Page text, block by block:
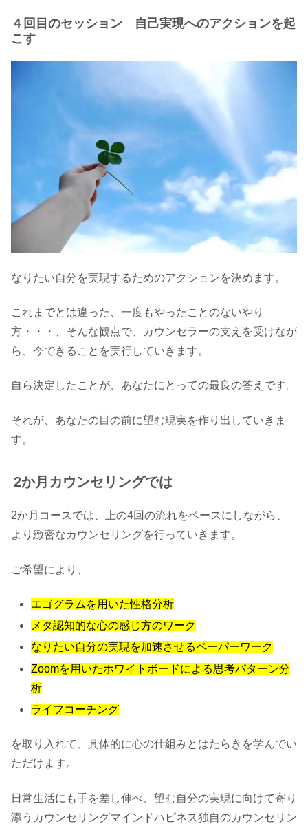
４回目のセッション 自己実現へのアクションを起
こす
なりたい自分を実現するためのアクションを決めます。
これまでとは違った、一度もやったことのないやり
方・・・、そんな観点で、カウンセラーの支えを受けなが
ら、今できることを実行していきます。
自ら決定したことが、あなたにとっての最良の答えです。
それが、あなたの目の前に望む現実を作り出していきま
す。
2か月カウンセリングでは
2か月コースでは、上の4回の流れをベースにしながら、
より緻密なカウンセリングを行っていきます。
ご希望により、
エゴグラムを用いた性格分析
メタ認知的な心の感じ方のワーク
なりたい自分の実現を加速させるペーパーワーク
Zoomを用いたホワイトボードによる思考パターン分
析
ライフコーチング
を取り入れて、具体的に心の仕組みとはたらきを学んでい
ただけます。
日常生活にも手を差し伸べ、望む自分の実現に向けて寄り
添うカウンセリングマインドハピネス独自のカウンセリン